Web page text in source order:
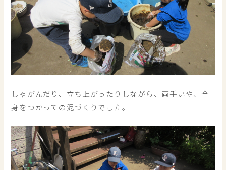
しゃがんだり、立ち上がったりしながら、両手いや、全
身をつかっての泥づくりでした。